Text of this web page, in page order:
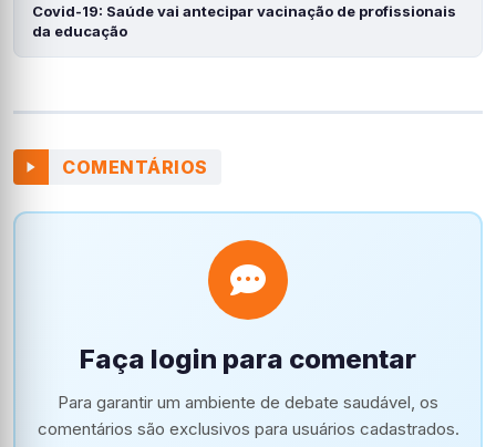
Covid-19: Saúde vai antecipar vacinação de profissionais
da educação
COMENTÁRIOS
Faça login para comentar
Para garantir um ambiente de debate saudável, os
comentários são exclusivos para usuários cadastrados.